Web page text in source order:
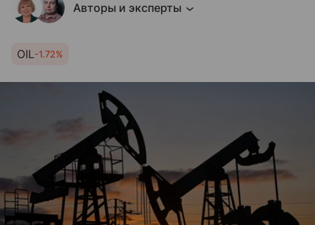
Авторы и эксперты
OIL-1.72%